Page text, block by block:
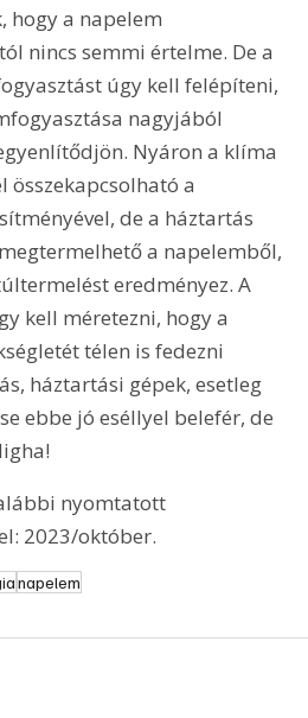
hogy a napelem
nincs semmi értelme. De a
úgy kell felépíteni,
nagyjából
Nyáron a klíma
összekapcsolható a
de a háztartás
a napelemből,
eredményez. A
kell méretezni, hogy a
télen is fedezni
háztartási gépek, esetleg
ebbe jó eséllyel belefér, de
nyomtatott
2023/október.
napelem